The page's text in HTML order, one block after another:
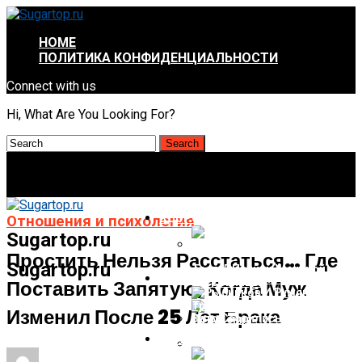
HOME
ПОЛИТИКА КОНФИДЕНЦИАЛЬНОСТИ
Connect with us
Hi, What Are You Looking For?
Sugartop.ru
Sugartop.ru
ЗДОРОВЬЕ И КРАСОТА
Тест: 5 Причин Женской
Бессонницы
Похудения
ОТНОШЕНИЯ И ПСИХОЛОГИЯ
Отношения и психология
Простить Нельзя Расстаться… Где
Поставить Запятую, Когда Муж
Изменил После 25 Лет Брака